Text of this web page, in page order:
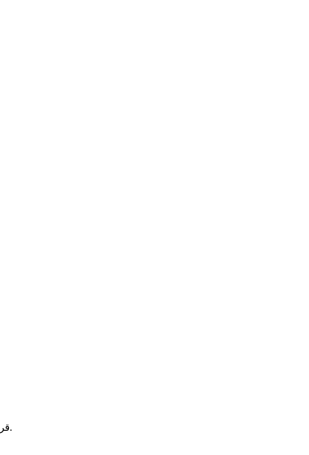
قرر الاتحاد الجهوي للشغل بتونس، من خلال أعوان نقل تونس، تنفيذ إضراب في شركات النقل يومي 15 و16 سبتمبر 2020 تزامنًا مع العودة المدرسية.